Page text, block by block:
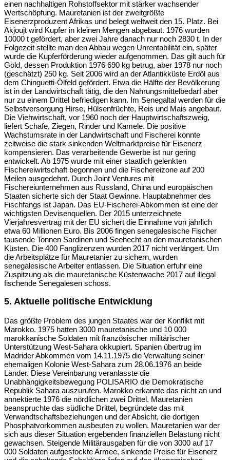
einen nachhaltigen Rohstoffsektor mit stärker wachsender
Wertschöpfung. Mauretanien ist der zweitgrößte
Eisenerzproduzent Afrikas und belegt weltweit den 15. Platz. Bei
Akjoujt wird Kupfer in kleinen Mengen abgebaut. 1976 wurden
10000 t gefördert, aber zwei Jahre danach nur noch 2830 t. In der
Folgezeit stellte man den Abbau wegen Unrentabilität ein, später
wurde die Kupferförderung wieder aufgenommen. Das gilt auch für
Gold, dessen Produktion 1976 690 kg betrug, aber 1978 nur noch
(geschätzt) 250 kg. Seit 2006 wird an der Atlantikküste Erdöl aus
dem Chinguetti-Ölfeld gefördert. Etwa die Hälfte der Bevölkerung
ist in der Landwirtschaft tätig, die den Nahrungsmittelbedarf aber
nur zu einem Drittel befriedigen kann. Im Senegaltal werden für die
Selbstversorgung Hirse, Hülsenfrüchte, Reis und Mais angebaut.
Die Viehwirtschaft, vor 1960 noch der Hauptwirtschaftszweig,
liefert Schafe, Ziegen, Rinder und Kamele. Die positive
Wachstumsrate in der Landwirtschaft und Fischerei konnte
zeitweise die stark sinkenden Weltmarktpreise für Eisenerz
kompensieren. Das verarbeitende Gewerbe ist nur gering
entwickelt. Ab 1975 wurde mit einer staatlich gelenkten
Fischereiwirtschaft begonnen und die Fischereizone auf 200
Meilen ausgedehnt. Durch Joint Ventures mit
Fischereiunternehmen aus Russland, China und europäischen
Staaten sicherte sich der Staat Gewinne. Hauptabnehmer des
Fischfangs ist Japan. Das EU-Fischerei-Abkommen ist eine der
wichtigsten Devisenquellen. Der 2015 unterzeichnete
Vierjahresvertrag mit der EU sichert die Einnahme von jährlich
etwa 60 Millionen Euro. Bis 2006 fingen senegalesische Fischer
tausende Tonnen Sardinen und Seehecht an den mauretanischen
Küsten. Die 400 Fanglizenzen wurden 2017 nicht verlängert. Um
die Arbeitsplätze für Mauretanier zu sichern, wurden
senegalesische Arbeiter entlassen. Die Situation erfuhr eine
Zuspitzung als die mauretanische Küstenwache 2017 auf illegal
fischende Senegalesen schoss.
5. Aktuelle politische Entwicklung
Das größte Problem des jungen Staates war der Konflikt mit
Marokko. 1975 hatten 3000 mauretanische und 10 000
marokkanische Soldaten mit französischer militärischer
Unterstützung West-Sahara okkupiert. Spanien übertrug im
Madrider Abkommen vom 14.11.1975 die Verwaltung seiner
ehemaligen Kolonie West-Sahara zum 28.06.1976 an beide
Länder. Diese Vereinbarung veranlasste die
Unabhängigkeitsbewegung POLISARIO die Demokratische
Republik Sahara auszurufen. Marokko erkannte das nicht an und
annektierte 1976 die nördlichen zwei Drittel. Mauretanien
beanspruchte das südliche Drittel, begründete das mit
Verwandtschaftsbeziehungen und der Absicht, die dortigen
Phosphatvorkommen ausbeuten zu wollen. Mauretanien war der
sich aus dieser Situation ergebenden finanziellen Belastung nicht
gewachsen. Steigende Militärausgaben für die von 3000 auf 17
000 Soldaten aufgestockte Armee, sinkende Preise für Eisenerz